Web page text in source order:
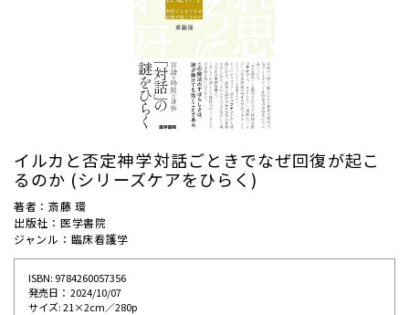
イルカと否定神学――対話ごときでなぜ回復が起こ
るのか (シリーズケアをひらく)
著者：斎藤 環
出版社：医学書院
ジャンル：臨床看護学
ISBN: 9784260057356
発売⽇： 2024/10/07
サイズ: 21×2cm／280p